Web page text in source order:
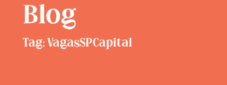
Blog
Tag: VagasSPCapital